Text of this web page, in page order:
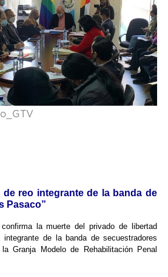
reo integrante de la banda de
Pasaco”
la muerte del privado de libertad
integrante de la banda de secuestradores
Granja Modelo de Rehabilitación Penal